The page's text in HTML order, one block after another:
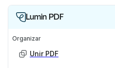
Lumin PDF
Organizar
Unir PDF